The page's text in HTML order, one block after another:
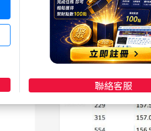
聯絡客服